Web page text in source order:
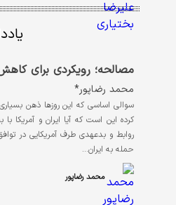
مصالحه؛ رویکردی برای
محمد رضاپور*
سوالی اساسی که این روزها ذهن
کرده این است که آیا ایران و
حمله به ایران…
محمد رضاپور